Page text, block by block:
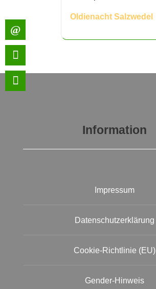
Oldienacht Salzwedel
Information
Impressum
Datenschutzerklärung
Cookie-Richtlinie (EU)
Gender-Hinweis